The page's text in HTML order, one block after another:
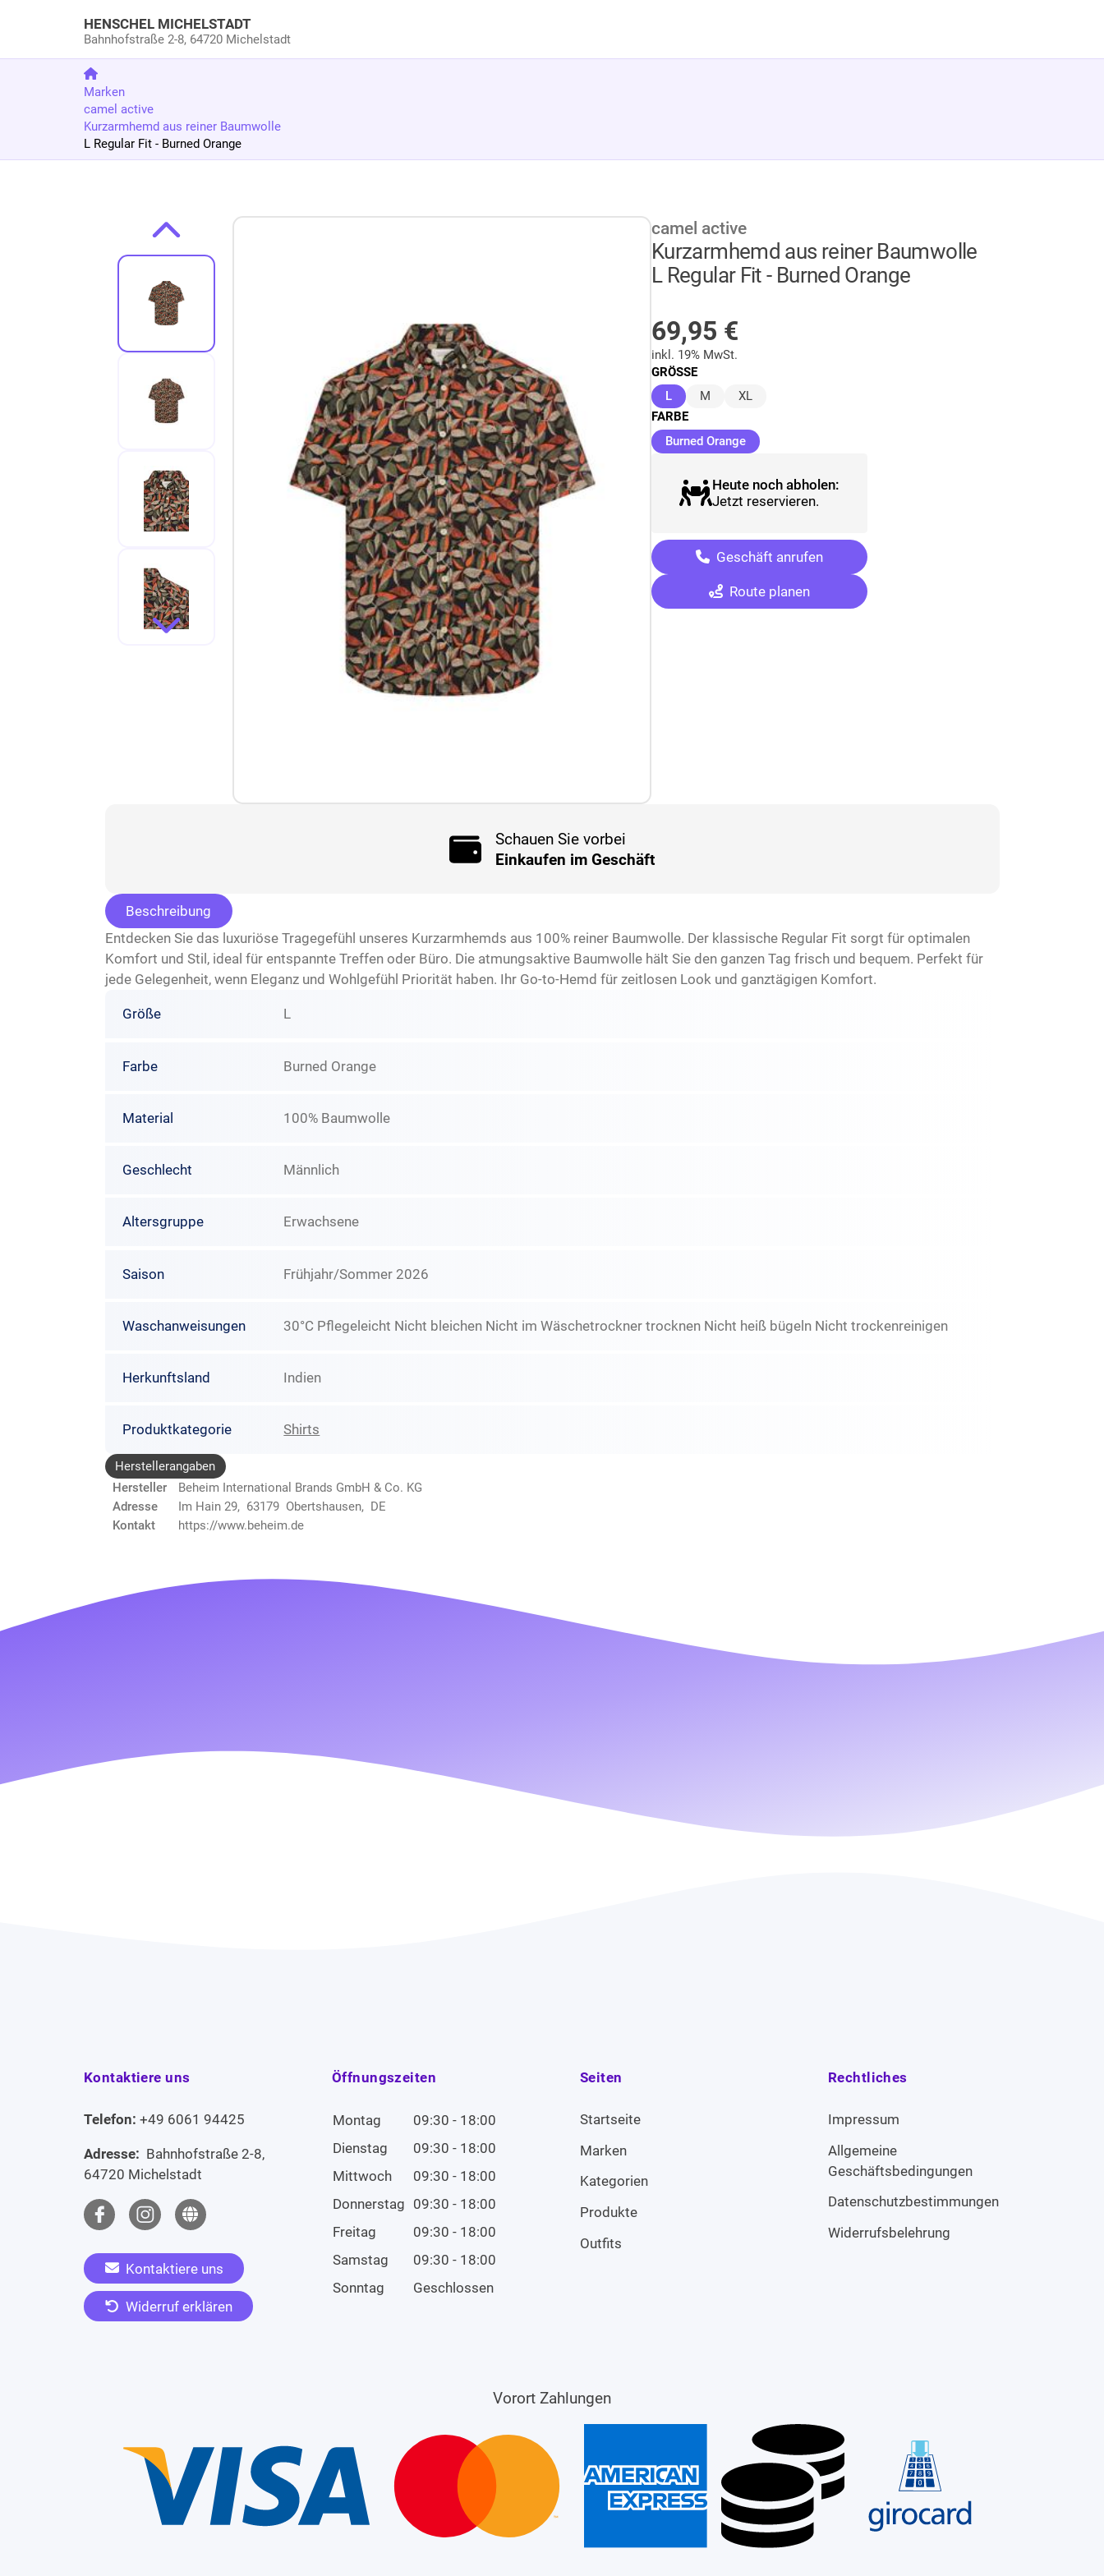
HENSCHEL MICHELSTADT
Bahnhofstraße 2-8, 64720 Michelstadt
Marken
camel active
Kurzarmhemd aus reiner Baumwolle
L Regular Fit - Burned Orange
Zur Produktbeschreibung springen camel active
Kurzarmhemd aus reiner Baumwolle
L Regular Fit - Burned Orange
69,95 €
inkl. 19% MwSt.
GRÖSSE
L(ausgewählt)
M
XL
FARBE
Burned Orange(ausgewählt)
Heute noch abholen:
Jetzt reservieren.
Geschäft anrufen
Route planen
Schauen Sie vorbei
Einkaufen im Geschäft
Beschreibung
Entdecken Sie das luxuriöse Tragegefühl unseres Kurzarmhemds aus 100% reiner Baumwolle. Der klassische Regular Fit sorgt für optimalen
Komfort und Stil, ideal für entspannte Treffen oder Büro. Die atmungsaktive Baumwolle hält Sie den ganzen Tag frisch und bequem. Perfekt für
jede Gelegenheit, wenn Eleganz und Wohlgefühl Priorität haben. Ihr Go-to-Hemd für zeitlosen Look und ganztägigen Komfort.
Größe L
Farbe Burned Orange
Material 100% Baumwolle
Geschlecht Männlich
Altersgruppe Erwachsene
Saison Frühjahr/Sommer 2026
Waschanweisungen 30°C Pflegeleicht Nicht bleichen Nicht im Wäschetrockner trocknen Nicht heiß bügeln Nicht trockenreinigen
Herkunftsland Indien
Produktkategorie Shirts
Herstellerangaben
Hersteller
Beheim International Brands GmbH & Co. KG
Adresse
Im Hain 29, 63179 Obertshausen, DE
Kontakt
https://www.beheim.de
Kontaktiere uns
Telefon: +49 6061 94425
Adresse: Bahnhofstraße 2-8,
64720 Michelstadt
Kontaktiere uns
Widerruf erklären
Öffnungszeiten
Montag
09:30 - 18:00
Dienstag
09:30 - 18:00
Mittwoch
09:30 - 18:00
Donnerstag 09:30 - 18:00
Freitag
09:30 - 18:00
Samstag
09:30 - 18:00
Sonntag
Geschlossen
Seiten
Startseite
Marken
Kategorien
Produkte
Outfits
Rechtliches
Impressum
Allgemeine
Geschäftsbedingungen
Datenschutzbestimmungen
Widerrufsbelehrung
Vorort Zahlungen